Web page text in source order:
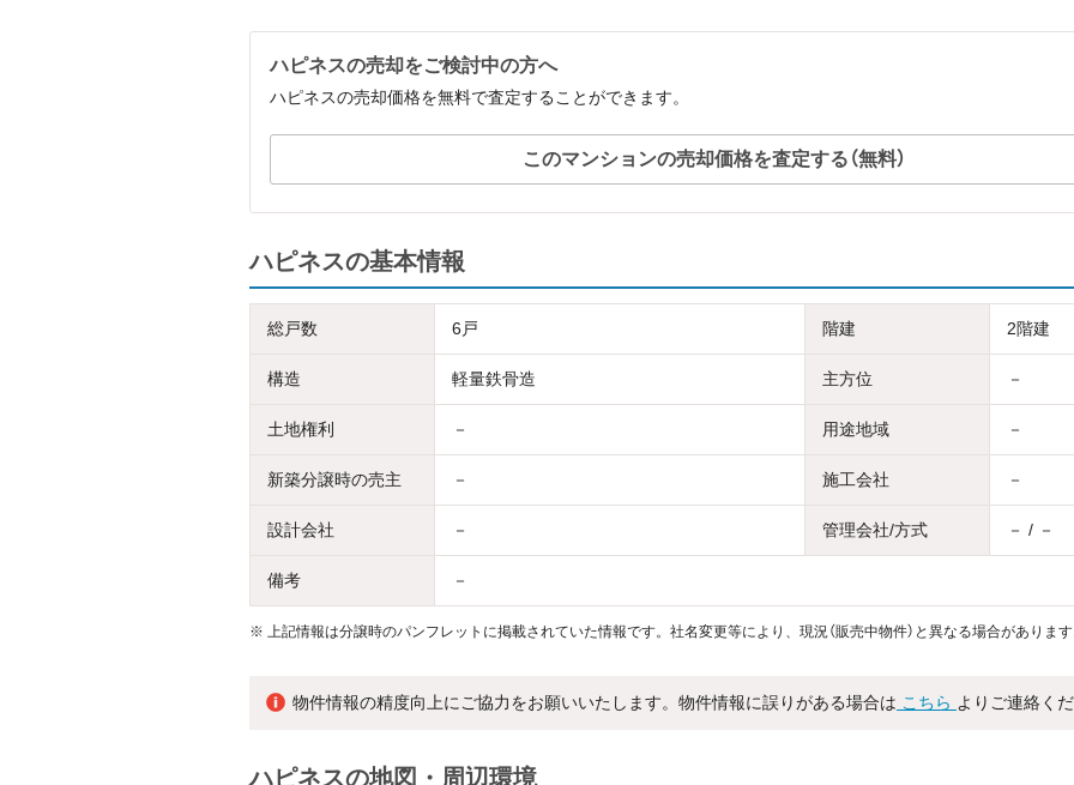
ハピネスの売却をご検討中の方へ
ハピネスの売却価格を無料で査定することができます。
このマンションの売却価格を査定する（無料）
ハピネスの基本情報
総戸数 6戸 階建 2階建
構造 軽量鉄骨造 主方位 －
土地権利 － 用途地域 －
新築分譲時の売主 － 施工会社 －
設計会社 － 管理会社/方式 － / －
備考 －
※ 上記情報は分譲時のパンフレットに掲載されていた情報です。社名変更等により、現況（販売中物件）と異なる場合があります
物件情報の精度向上にご協力をお願いいたします。物件情報に誤りがある場合は こちら よりご連絡くだ
ハピネスの地図・周辺環境